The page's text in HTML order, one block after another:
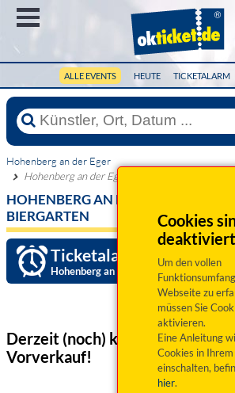
ALLE EVENTS HEUTE TICKETALARM
Cookies
Um den vollen
Webseite zu
müssen Sie
aktivieren.
Eine Anleitung
Cookies in
einschalten,
hier.
Hohenberg an der Eger
Hohenberg an der Eger, Zum Weissen Lamm -
HOHENBERG AN DER EGER, ZUM
BIERGARTEN
Ticketalarm einrichten »
Hohenberg an der Eger, Zum Weissen
Derzeit (noch) keine
Vorverkauf!